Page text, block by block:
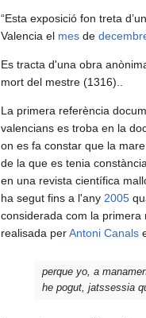
“Esta exposició fon treta
Valencia el mes de
Es tracta d'una obra
mort del mestre (1316)..
La primera referència
valencians es troba en la
on es fa constar que la
de la que es tenia
en una revista científica
ha segut fins a l'any 2005
considerada com la
realisada perAntoni Canals
perque yo, a
he pogut, jatssessia